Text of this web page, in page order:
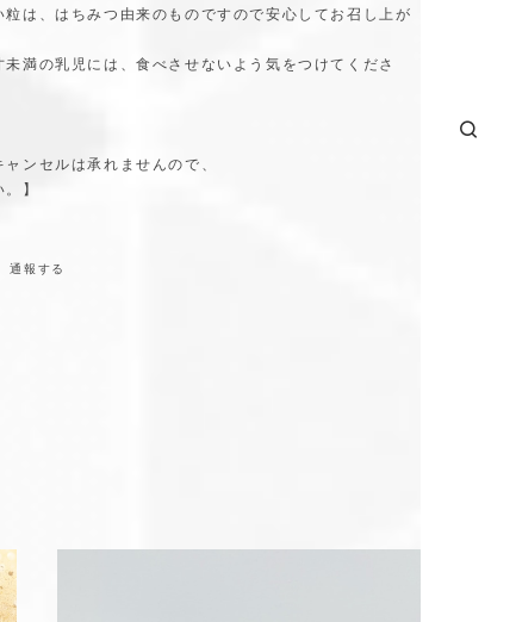
粒は、はちみつ由来のものですので安心してお召し上が
未満の乳児には、食べさせないよう気をつけてくださ
ャンセルは承れませんので、
】
通報する